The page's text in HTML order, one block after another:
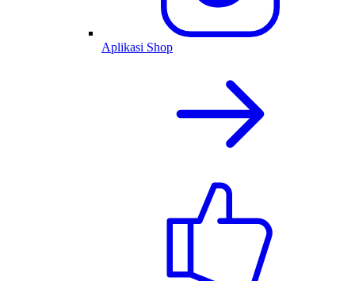
Aplikasi Shop